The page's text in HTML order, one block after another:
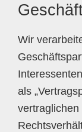
Wir
als